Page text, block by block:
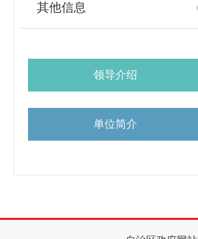
其他信息
领导介绍
单位简介